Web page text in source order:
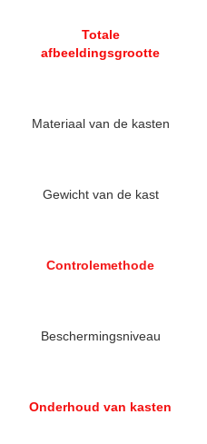
Totale
afbeeldingsgrootte
Materiaal van de kasten
Gewicht van de kast
Controlemethode
Beschermingsniveau
Onderhoud van kasten